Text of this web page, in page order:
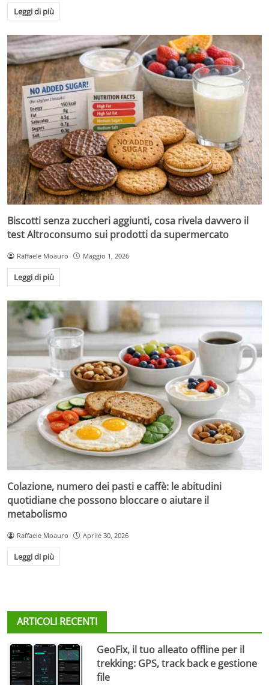
Leggi di più
Biscotti senza zuccheri aggiunti, cosa rivela davvero il
test Altroconsumo sui prodotti da supermercato
Raffaele Moauro Maggio 1, 2026
Leggi di più
Colazione, numero dei pasti e caffè: le abitudini
quotidiane che possono bloccare o aiutare il
metabolismo
Raffaele Moauro Aprile 30, 2026
Leggi di più
ARTICOLI RECENTI
GeoFix, il tuo alleato offline per il
trekking: GPS, track back e gestione
file